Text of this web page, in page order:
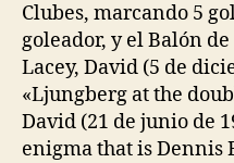
Clubes, marcando 5
goleador, y el Balón
Lacey, David (5 de
«Ljungberg at the
David (21 de junio de
enigma that is Dennis